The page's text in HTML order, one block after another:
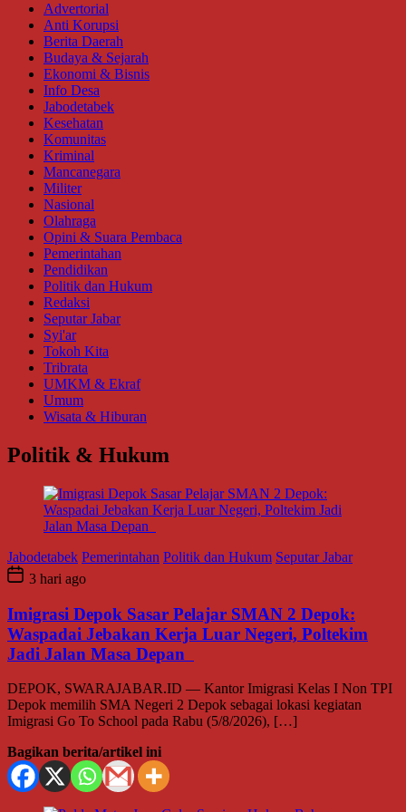
Advertorial
Anti Korupsi
Berita Daerah
Budaya & Sejarah
Ekonomi & Bisnis
Info Desa
Jabodetabek
Kesehatan
Komunitas
Kriminal
Mancanegara
Militer
Nasional
Olahraga
Opini & Suara Pembaca
Pemerintahan
Pendidikan
Politik dan Hukum
Redaksi
Seputar Jabar
Syi'ar
Tokoh Kita
Tribrata
UMKM & Ekraf
Umum
Wisata & Hiburan
Politik & Hukum
Jabodetabek Pemerintahan Politik dan Hukum Seputar Jabar
3 hari ago
Imigrasi Depok Sasar Pelajar SMAN 2 Depok:
Waspadai Jebakan Kerja Luar Negeri, Poltekim
Jadi Jalan Masa Depan
DEPOK, SWARAJABAR.ID — Kantor Imigrasi Kelas I Non TPI
Depok memilih SMA Negeri 2 Depok sebagai lokasi kegiatan
Imigrasi Go To School pada Rabu (5/8/2026), […]
Bagikan berita/artikel ini